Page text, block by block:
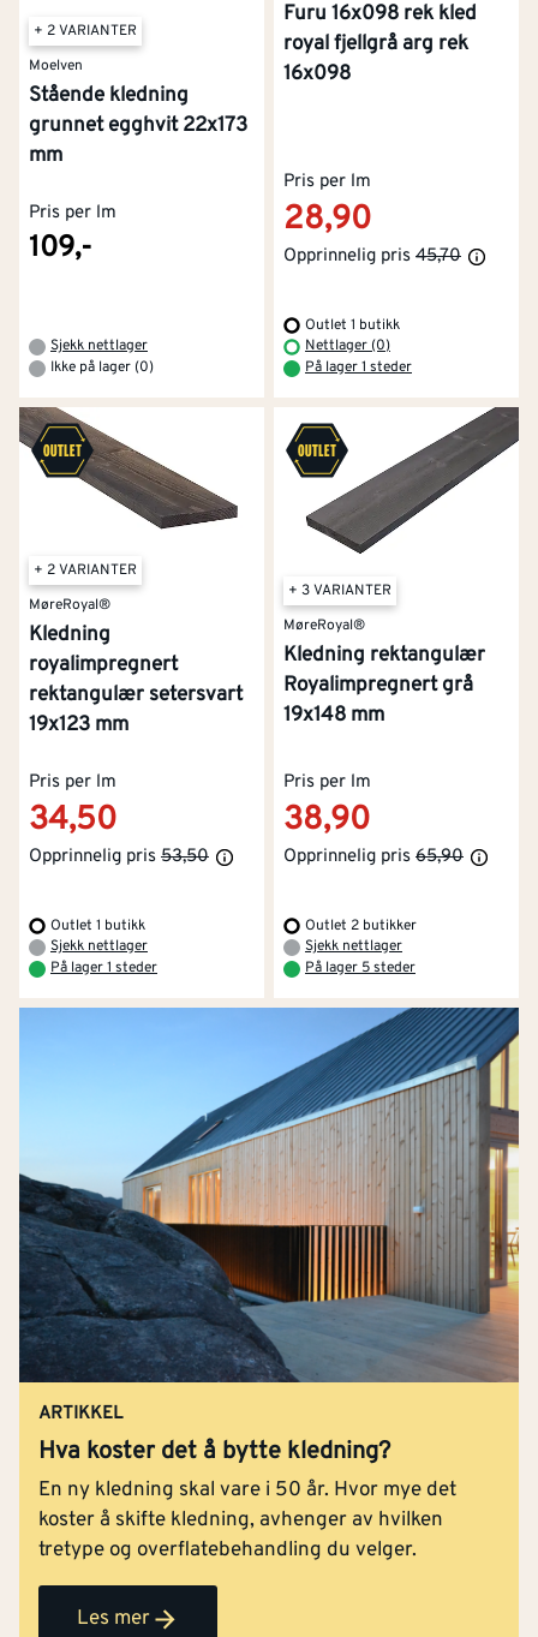
+ 2 VARIANTER
Moelven
Stående kledning
grunnet egghvit 22x173
mm
Pris per lm
109,-
Sjekk nettlager
Ikke på lager (0)
Furu 16x098 rek kled
royal fjellgrå arg rek
16x098
Pris per lm
28,90
Opprinnelig pris 45,70
Outlet 1 butikk
Nettlager (0)
På lager 1 steder
+ 2 VARIANTER
MøreRoyal®
Kledning
royalimpregnert
rektangulær setersvart
19x123 mm
Pris per lm
34,50
Opprinnelig pris 53,50
Outlet 1 butikk
Sjekk nettlager
På lager 1 steder
+ 3 VARIANTER
MøreRoyal®
Kledning rektangulær
Royalimpregnert grå
19x148 mm
Pris per lm
38,90
Opprinnelig pris 65,90
Outlet 2 butikker
Sjekk nettlager
På lager 5 steder
ARTIKKEL
Hva koster det å bytte kledning?
En ny kledning skal vare i 50 år. Hvor mye det
koster å skifte kledning, avhenger av hvilken
tretype og overflatebehandling du velger.
Les mer